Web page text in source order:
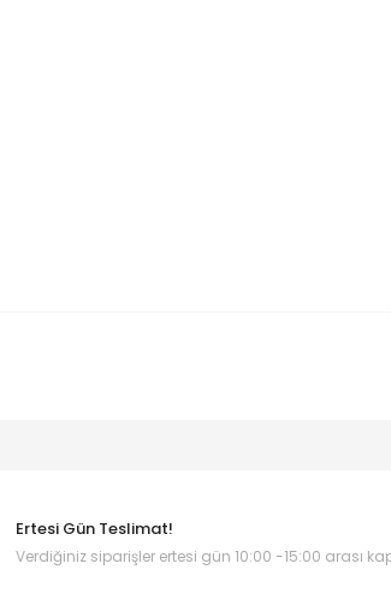
Ertesi Gün Teslimat!
Verdiğiniz siparişler ertesi gün 10:00 -15:00 arası